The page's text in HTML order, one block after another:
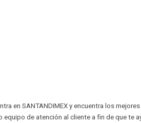
en SANTANDIMEX y encuentra los
de atención al cliente a fin de que te